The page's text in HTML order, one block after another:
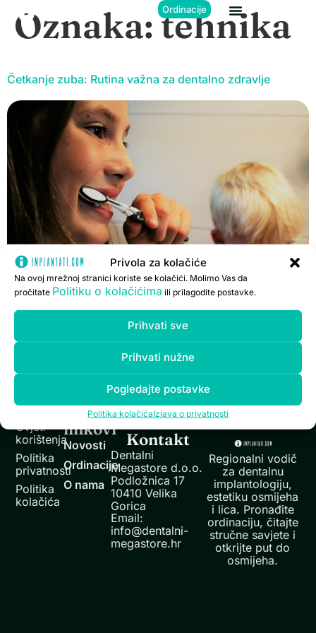
Privola za kolačiće
Na ovoj mrežnoj stranici koriste se kolačići. Molimo Vas da
pročitate Politiku o kolačićima ili prilagodite postavke.
Prihvati sve
Prihvati nužne
Pogledajte postavke
Politika kolačićaIzjava o privatnosti
Ordinacije
Oznaka:tehnika
Četkanje zuba: Rutina važna za dentalno zdravlje
Zdravlje zuba podrazumijeva svakodnevno četkanje
odgovarajućom tehnikom kako bi se uklonio plak i
naslage na površini zuba koje uzrokuju karijes i druge
bolesti Zube valja prati dvaput na dan – ujutro nakon
doručka te uvečer prije spavanja. Bez obzira koristite li
električnu ili klasičnu četkicu za zube, važno je da su
vlakna dovoljno čvrsta, a […]
Regionalni vodič
za dentalnu
implantologiju,
estetiku osmijeha
i lica. Pronađite
ordinaciju, čitajte
stručne savjete i
otkrijte put do
osmijeha.
Informacije
Uvjeti
korištenja
Politika
privatnosti
Politika
kolačića
Brzi
linkovi
Novosti
Ordinacije
O nama
Kontakt
Dentalni
Megastore d.o.o.
Podložnica 17
10410 Velika
Gorica
Email:
info@dentalni-
megastore.hr